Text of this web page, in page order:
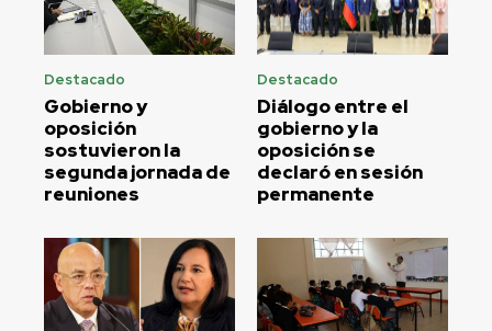
Destacado
Gobierno y
oposición
sostuvieron la
segunda jornada de
reuniones
Destacado
Diálogo entre el
gobierno y la
oposición se
declaró en sesión
permanente